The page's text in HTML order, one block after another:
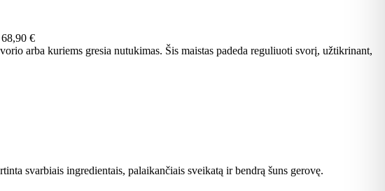
€
arba kuriems gresia nutukimas. Šis maistas padeda reguliuoti svorį, užtikrinant,
svarbiais ingredientais, palaikančiais sveikatą ir bendrą šuns gerovę.